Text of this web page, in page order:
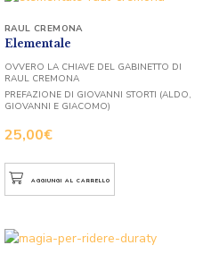
Elementale
25,00€
RAUL CREMONA
OVVERO LA CHIAVE DEL GABINETTO DI
RAUL CREMONA
PREFAZIONE DI GIOVANNI STORTI (ALDO,
GIOVANNI E GIACOMO)
AGGIUNGI AL CARRELLO